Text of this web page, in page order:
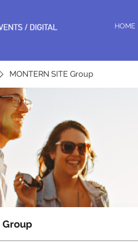
HOME
MONTERN SITE Group
Group